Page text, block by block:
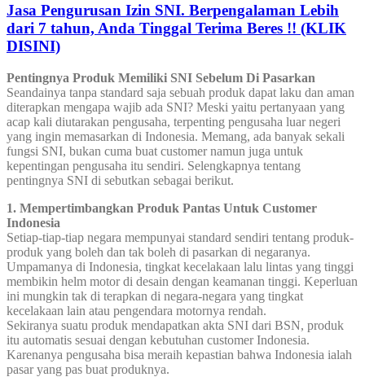
Jasa Pengurusan Izin SNI. Berpengalaman Lebih
dari 7 tahun, Anda Tinggal Terima Beres !! (KLIK
DISINI)
Pentingnya Produk Memiliki SNI Sebelum Di Pasarkan
Seandainya tanpa standard saja sebuah produk dapat laku dan aman
diterapkan mengapa wajib ada SNI? Meski yaitu pertanyaan yang
acap kali diutarakan pengusaha, terpenting pengusaha luar negeri
yang ingin memasarkan di Indonesia. Memang, ada banyak sekali
fungsi SNI, bukan cuma buat customer namun juga untuk
kepentingan pengusaha itu sendiri. Selengkapnya tentang
pentingnya SNI di sebutkan sebagai berikut.
1. Mempertimbangkan Produk Pantas Untuk Customer
Indonesia
Setiap-tiap-tiap negara mempunyai standard sendiri tentang produk-
produk yang boleh dan tak boleh di pasarkan di negaranya.
Umpamanya di Indonesia, tingkat kecelakaan lalu lintas yang tinggi
membikin helm motor di desain dengan keamanan tinggi. Keperluan
ini mungkin tak di terapkan di negara-negara yang tingkat
kecelakaan lain atau pengendara motornya rendah.
Sekiranya suatu produk mendapatkan akta SNI dari BSN, produk
itu automatis sesuai dengan kebutuhan customer Indonesia.
Karenanya pengusaha bisa meraih kepastian bahwa Indonesia ialah
pasar yang pas buat produknya.